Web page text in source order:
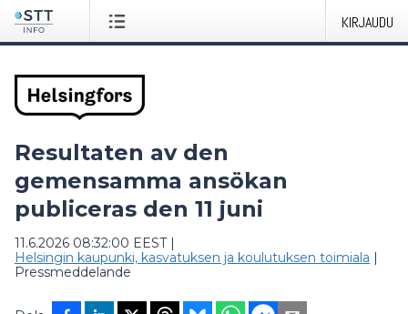
KIRJAUDU
Resultaten av den
gemensamma ansökan
publiceras den 11 juni
11.6.2026 08:32:00 EEST|
Helsingin kaupunki, kasvatuksen ja koulutuksen toimiala |
Pressmeddelande